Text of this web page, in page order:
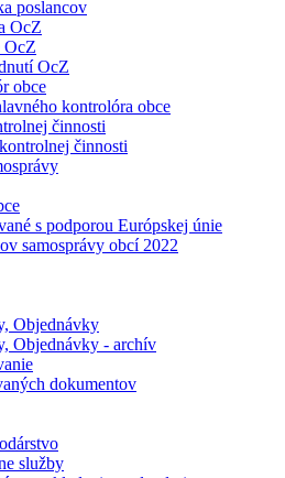
poslancov
OcZ
OcZ
OcZ
obce
kontrolóra obce
činnosti
činnosti
s podporou Európskej únie
samosprávy obcí 2022
Objednávky
Objednávky - archív
dokumentov
služby